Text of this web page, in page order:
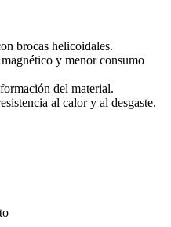
brocas helicoidales.
y menor consumo
del material.
al calor y al desgaste.